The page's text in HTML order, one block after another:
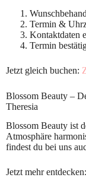
Termin &
Kontaktdaten
Termin
Jetzt gleich buchen:
Blossom Beauty –
Theresia
Blossom Beauty ist
Atmosphäre
findest du bei uns
Jetzt mehr entdecken: